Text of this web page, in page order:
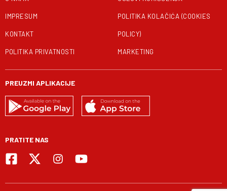
IMPRESUM
KONTAKT
POLITIKA PRIVATNOSTI
POLITIKA KOLAČIĆA (COOKIES
POLICY)
MARKETING
PREUZMI APLIKACIJE
PRATITE NAS